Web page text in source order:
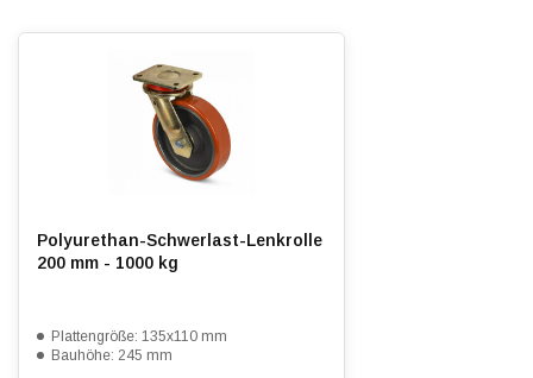
Polyurethan-Schwerlast-Lenkrolle
200 mm - 1000 kg
Plattengröße: 135x110 mm
Bauhöhe: 245 mm